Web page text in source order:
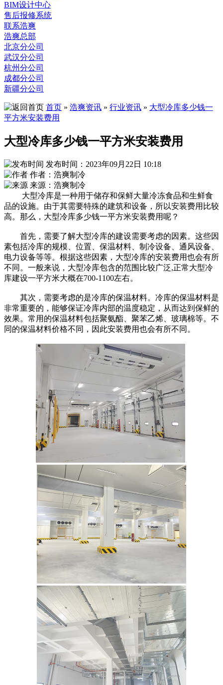
BIM设计中心
售后报修系统
联系浩爽
浩爽总部
北京分公司
武汉分公司
杭州分公司
成都分公司
新疆分公司
首页 » 浩爽资讯 » 行业资讯 » 大型冷库多少钱一
平方米安装费用
大型冷库多少钱一平方米安装费用
发布时间：2023年09月22日 10:18
作者：浩爽制冷
来源：浩爽制冷
大型冷库是一种用于储存和保鲜大量冷冻食品和生鲜食
品的设施。由于其需要特殊的建筑和设备，所以安装费用比较
高。那么，大型冷库多少钱一平方米安装费用呢？
首先，需要了解大型冷库的建设需要考虑的因素。这些因
素包括冷库的规模、位置、保温材料、制冷设备、通风设备、
电力设备等等。根据这些因素，大型冷库的安装费用也会有所
不同。一般来说，大型冷库包含的范围比较广泛,正常大型冷
库建设一平方米大概在700-1100左右。
其次，需要考虑的是冷库的保温材料。冷库的保温材料是
非常重要的，能够保证冷库内部的温度稳定，从而达到保鲜的
效果。常用的保温材料包括聚氨酯、聚苯乙烯、玻璃棉等。不
同的保温材料价格不同，因此安装费用也会有所不同。